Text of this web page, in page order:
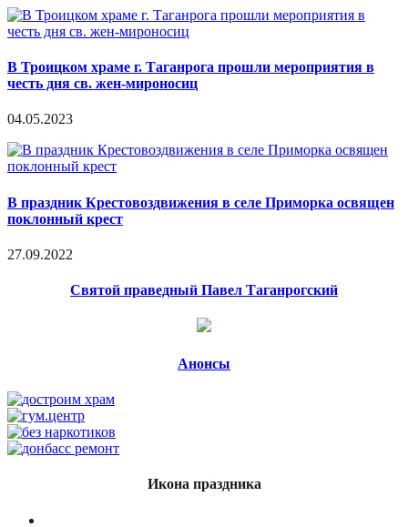
В Троицком храме г. Таганрога прошли мероприятия в
честь дня св. жен-мироносиц
04.05.2023
В праздник Крестовоздвижения в селе Приморка освящен
поклонный крест
27.09.2022
Святой праведный Павел Таганрогский
Анонсы
Икона праздника